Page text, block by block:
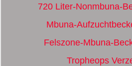
720 Liter-Nonmbuna-
Mbuna-
Felszone-Mbuna-
Tropheops